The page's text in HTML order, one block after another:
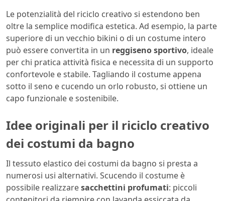
Le potenzialità del riciclo creativo si estendono ben
oltre la semplice modifica estetica. Ad esempio, la parte
superiore di un vecchio bikini o di un costume intero
può essere convertita in un reggiseno sportivo, ideale
per chi pratica attività fisica e necessita di un supporto
confortevole e stabile. Tagliando il costume appena
sotto il seno e cucendo un orlo robusto, si ottiene un
capo funzionale e sostenibile.
Idee originali per il riciclo creativo
dei costumi da bagno
Il tessuto elastico dei costumi da bagno si presta a
numerosi usi alternativi. Scucendo il costume è
possibile realizzaresacchettini profumati: piccoli